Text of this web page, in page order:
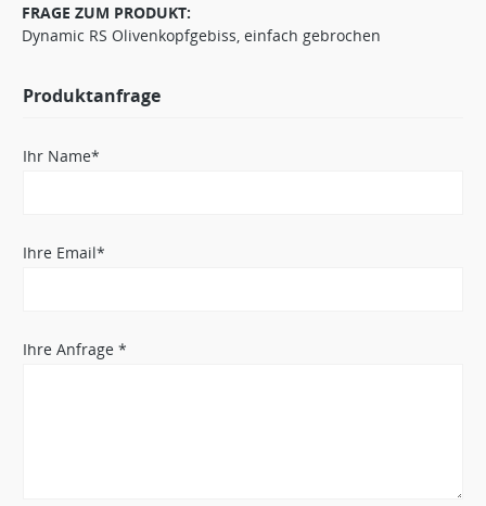
FRAGE ZUM PRODUKT:
Dynamic RS Olivenkopfgebiss, einfach gebrochen
Produktanfrage
Ihr Name*
Ihre Email*
Ihre Anfrage *